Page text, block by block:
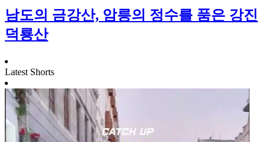
남도의 금강산, 암릉의 정수를 품은 강진
덕룡산
Latest Shorts